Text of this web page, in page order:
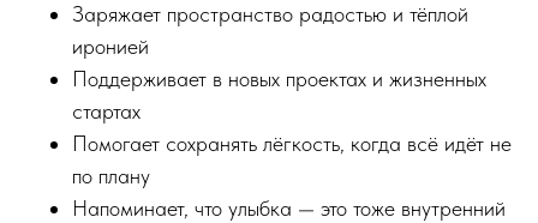
Заряжает пространство радостью и тёплой
иронией
Поддерживает в новых проектах и жизненных
стартах
Помогает сохранять лёгкость, когда всё идёт не
по плану
Напоминает, что улыбка — это тоже внутренний